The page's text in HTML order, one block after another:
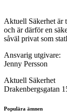
Aktuell Säkerhet är
och är därför en
såväl privat som
Ansvarig utgivare:
Jenny Persson
Aktuell Säkerhet
Drakenbergsgatan
Populära ämnen